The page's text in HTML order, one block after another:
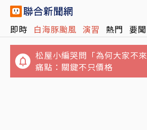
即時 白海豚颱風 演習 熱門 要聞
痛點：關鍵不只價格
報喜！非農低於預期 台指期
站回45K